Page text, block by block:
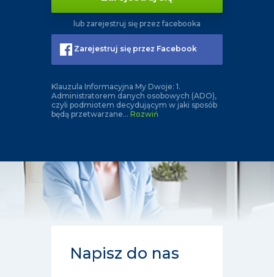
lub zarejestruj się przez facebooka
Zarejestruj się przez Facebook
Klauzula Informacyjna My Dwoje: 1.
Administratorem danych osobowych (ADO),
czyli podmiotem decydującym w jaki sposób
będą przetwarzane... Rozwiń
Napisz do nas